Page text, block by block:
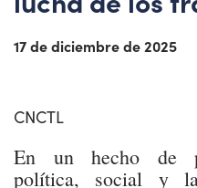
17 de diciembre de 2025
CNCTL
En un hecho de
política, social y